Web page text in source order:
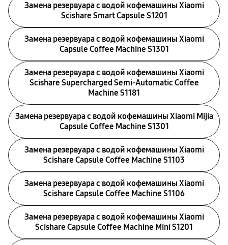
Замена резервуара с водой кофемашины Xiaomi
Scishare Smart Capsule S1201
Замена резервуара с водой кофемашины Xiaomi
Capsule Coffee Machine S1301
Замена резервуара с водой кофемашины Xiaomi
Scishare Supercharged Semi‑Automatic Coffee
Machine S1181
Замена резервуара с водой кофемашины Xiaomi Mijia
Capsule Coffee Machine S1301
Замена резервуара с водой кофемашины Xiaomi
Scishare Capsule Coffee Machine S1103
Замена резервуара с водой кофемашины Xiaomi
Scishare Capsule Coffee Machine S1106
Замена резервуара с водой кофемашины Xiaomi
Scishare Capsule Coffee Machine Mini S1201